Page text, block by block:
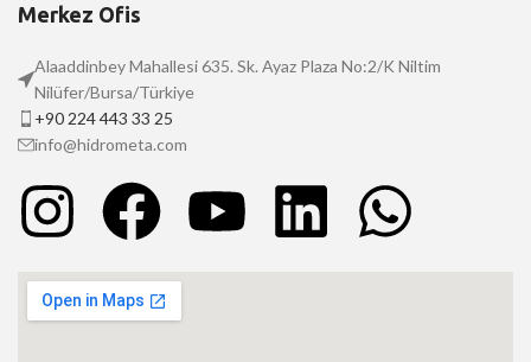
Merkez Ofis
Alaaddinbey Mahallesi 635. Sk. Ayaz Plaza No:2/K Niltim
Nilüfer/Bursa/Türkiye
+90 224 443 33 25
info@hidrometa.com